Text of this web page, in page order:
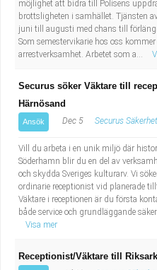
Hälso- och sjukvård
Industriell tillverkning
Kropps- och
Kultur, media, design
Militärt arbete
Naturbruk
Personlig assistent
Behandlingsassistent/
Budbilsförare
Tidningsbud/
Lärare i fritidshem/
Taxiförare/
möjlighet att bidra till Polisens
brottsligheten i samhället. Tjänsten
juni till augusti med chans till
Som semestervikarie hos oss
arrestverksamhet. Arbetet som a...
Securus söker Väktare till
Härnösand
Ansök Dec 5 Securus
Vill du arbeta i en unik miljö där
Söderhamn blir du en del av
och skydda Sveriges kulturarv. Vi
ordinarie receptionist vid planerade
Väktare i receptionen är du första
både service och grundläggande
Visa mer
Receptionist/Väktare till